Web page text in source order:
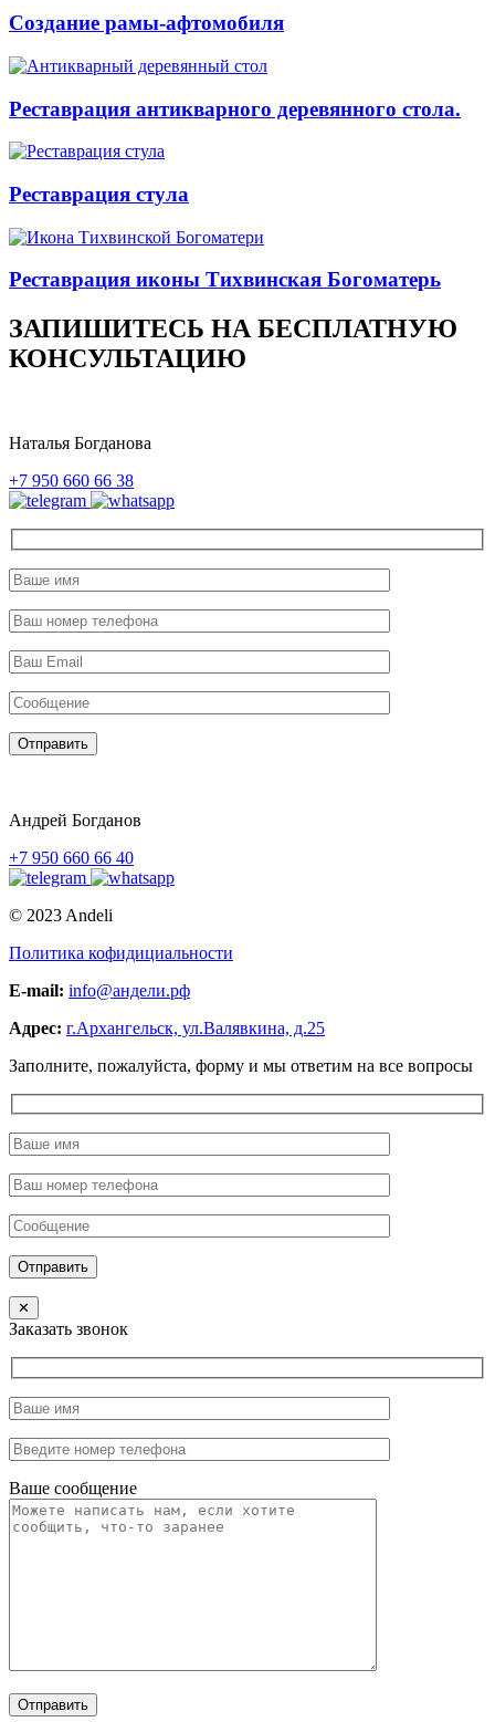
Создание рамы-афтомобиля
Реставрация антикварного деревянного стола.
Реставрация стула
Реставрация иконы Тихвинская Богоматерь
ЗАПИШИТЕСЬ НА БЕСПЛАТНУЮ
КОНСУЛЬТАЦИЮ
Наталья Богданова
+7 950 660 66 38
Отправить
Андрей Богданов
+7 950 660 66 40
© 2023 Andeli
Политика кофидициальности
E-mail: info@андели.рф
Адрес: г.Архангельск, ул.Валявкина, д.25
Заполните, пожалуйста, форму и мы ответим на все вопросы
Отправить
✕
Заказать звонок
Ваше сообщение
Отправить